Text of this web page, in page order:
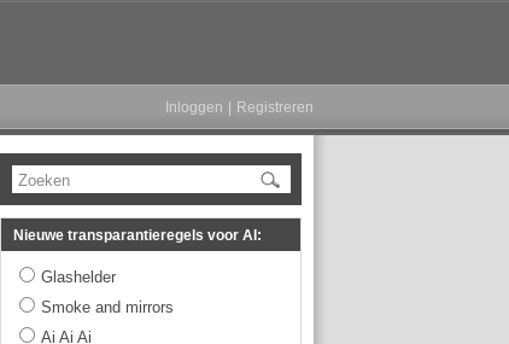
Inloggen Registreren
Zoeken
Nieuwe transparantieregels voor AI:
Glashelder
Smoke and mirrors
Ai Ai Ai